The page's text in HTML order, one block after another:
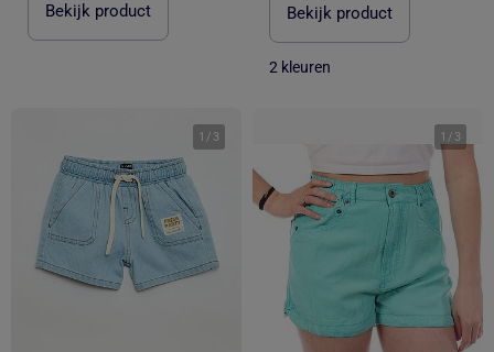
Bekijk product Bekijk product
2 kleuren
1 / 3 1 / 3